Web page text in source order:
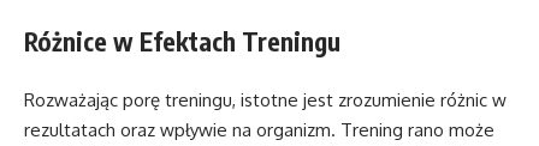
Różnice w Efektach Treningu
Rozważając porę treningu, istotne jest zrozumienie różnic w
rezultatach oraz wpływie na organizm. Trening rano może